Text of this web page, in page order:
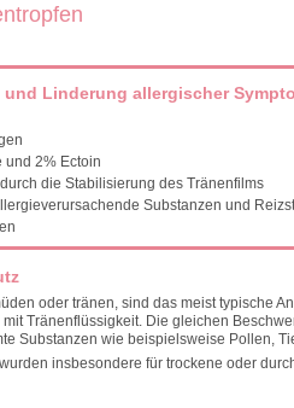
Linderung allergischer
und 2% Ectoin
die Stabilisierung des Tränenfilms
Substanzen und
oder tränen, sind das meist typische
Tränenflüssigkeit. Die gleichen
Substanzen wie beispielsweise Pollen,
insbesondere für trockene oder